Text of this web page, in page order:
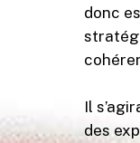
donc
Il
des